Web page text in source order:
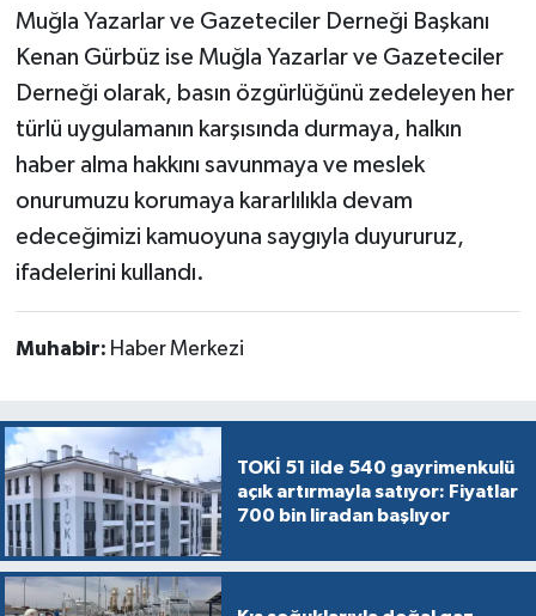
Durum
Muğla Yazarlar ve Gazeteciler Derneği Başkanı
Kenan Gürbüz ise Muğla Yazarlar ve Gazeteciler
Derneği olarak, basın özgürlüğünü zedeleyen her
türlü uygulamanın karşısında durmaya, halkın
haber alma hakkını savunmaya ve meslek
onurumuzu korumaya kararlılıkla devam
edeceğimizi kamuoyuna saygıyla duyururuz,
ifadelerini kullandı.
Muhabir: Haber Merkezi
TOKİ 51 ilde 540 gayrimenkulü
açık artırmayla satıyor: Fiyatlar
700 bin liradan başlıyor